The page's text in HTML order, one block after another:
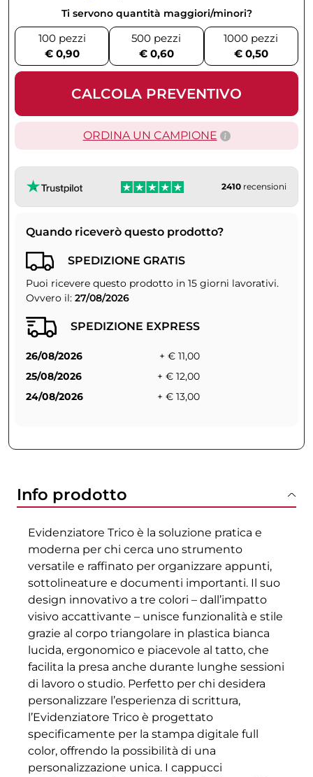
Ti servono quantità maggiori/minori?
100 pezzi
€ 0,90
500 pezzi
€ 0,60
1000 pezzi
€ 0,50
CALCOLA PREVENTIVO
ORDINA UN CAMPIONE
2410 recensioni
Quando riceverò questo prodotto?
SPEDIZIONE GRATIS
Puoi ricevere questo prodotto in 15 giorni lavorativi.
Ovvero il: 27/08/2026
SPEDIZIONE EXPRESS
26/08/2026
+ € 11,00
25/08/2026
+ € 12,00
24/08/2026
+ € 13,00
Info prodotto
Evidenziatore Trico è la soluzione pratica e
moderna per chi cerca uno strumento
versatile e raffinato per organizzare appunti,
sottolineature e documenti importanti. Il suo
design innovativo a tre colori – dall’impatto
visivo accattivante – unisce funzionalità e stile
grazie al corpo triangolare in plastica bianca
lucida, ergonomico e piacevole al tatto, che
facilita la presa anche durante lunghe sessioni
di lavoro o studio. Perfetto per chi desidera
personalizzare l’esperienza di scrittura,
l’Evidenziatore Trico è progettato
specificamente per la stampa digitale full
color, offrendo la possibilità di una
personalizzazione unica. I cappucci